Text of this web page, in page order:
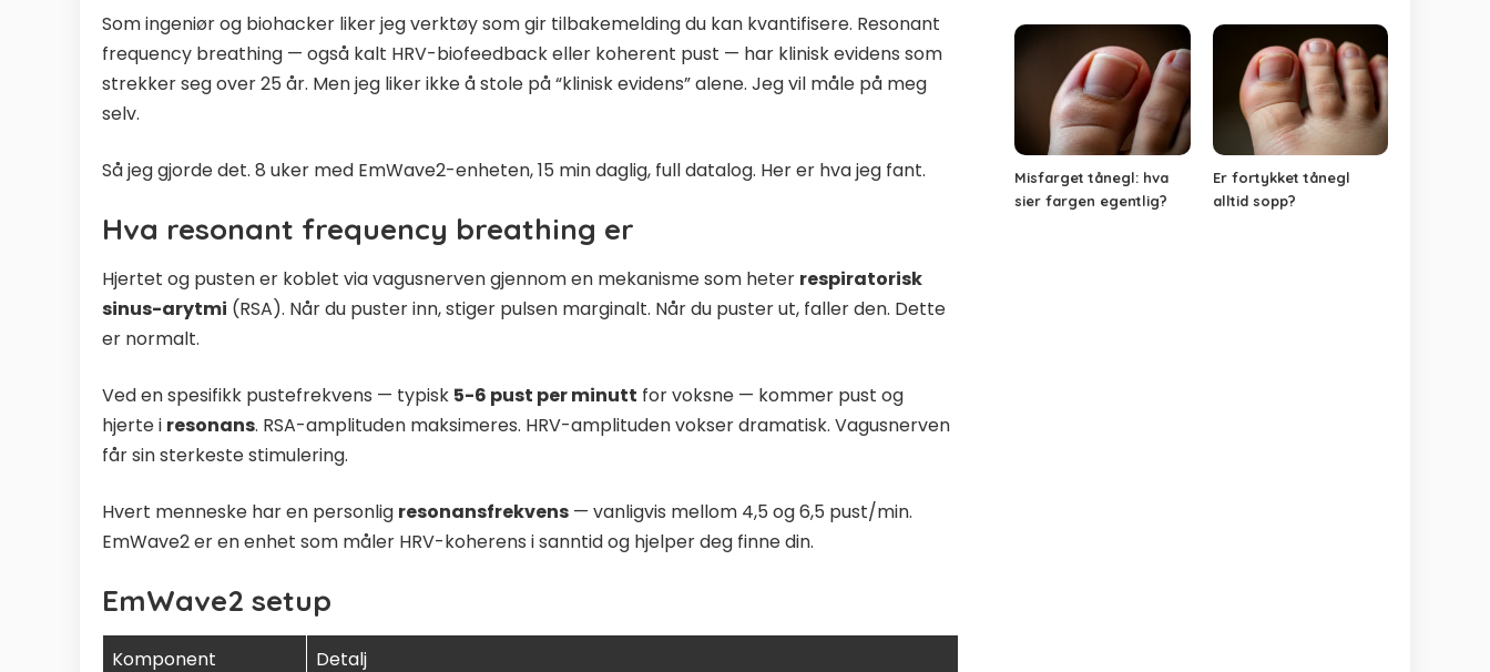
Som ingeniør og biohacker liker jeg verktøy som gir tilbakemelding du kan kvantifisere. Resonant
frequency breathing — også kalt HRV-biofeedback eller koherent pust — har klinisk evidens som
strekker seg over 25 år. Men jeg liker ikke å stole på “klinisk evidens” alene. Jeg vil måle på meg
selv.
Så jeg gjorde det. 8 uker med EmWave2-enheten, 15 min daglig, full datalog. Her er hva jeg fant.
Hva resonant frequency breathing er
Hjertet og pusten er koblet via vagusnerven gjennom en mekanisme som heter respiratorisk
sinus-arytmi (RSA). Når du puster inn, stiger pulsen marginalt. Når du puster ut, faller den. Dette
er normalt.
Ved en spesifikk pustefrekvens — typisk 5-6 pust per minutt for voksne — kommer pust og
hjerte i resonans. RSA-amplituden maksimeres. HRV-amplituden vokser dramatisk. Vagusnerven
får sin sterkeste stimulering.
Hvert menneske har en personlig resonansfrekvens — vanligvis mellom 4,5 og 6,5 pust/min.
EmWave2 er en enhet som måler HRV-koherens i sanntid og hjelper deg finne din.
EmWave2 setup
Komponent
Detalj
Misfarget tånegl: hva
sier fargen egentlig?
Er fortykket tånegl
alltid sopp?